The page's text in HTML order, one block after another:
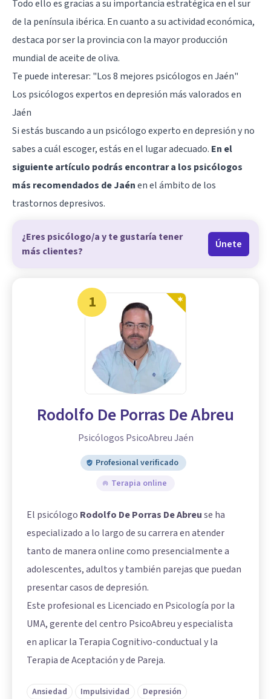
Todo ello es gracias a su importancia estratégica en el sur
de la península ibérica. En cuanto a su actividad económica,
destaca por ser la provincia con la mayor producción
mundial de aceite de oliva.
Te puede interesar: "Los 8 mejores psicólogos en Jaén"
Los psicólogos expertos en depresión más valorados en
Jaén
Si estás buscando a un psicólogo experto en depresión y no
sabes a cuál escoger, estás en el lugar adecuado. En el
siguiente artículo podrás encontrar a los psicólogos
más recomendados de Jaénen el ámbito de los
trastornos depresivos.
¿Eres psicólogo/a y te gustaría tener
más clientes?
Únete
1
Rodolfo De Porras De Abreu
Psicólogos PsicoAbreu Jaén
Profesional verificado
Terapia online
El psicólogo Rodolfo De Porras De Abreuse ha
especializado a lo largo de su carrera en atender
tanto de manera online como presencialmente a
adolescentes, adultos y también parejas que puedan
presentar casos de depresión.
Este profesional es Licenciado en Psicología por la
UMA, gerente del centro PsicoAbreu y especialista
en aplicar la Terapia Cognitivo-conductual y la
Terapia de Aceptación y de Pareja.
Ansiedad Impulsividad
Depresión